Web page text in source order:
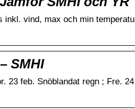
inkl. vind, max och min
SMHI
23 feb. Snöblandat regn ; Fre.